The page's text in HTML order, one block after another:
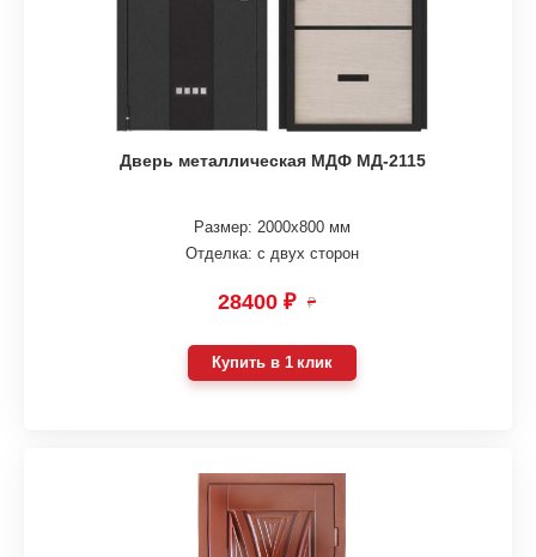
Дверь металлическая МДФ МД-2115
Размер: 2000х800 мм
Отделка: с двух сторон
28400 ₽ ₽
Купить в 1 клик